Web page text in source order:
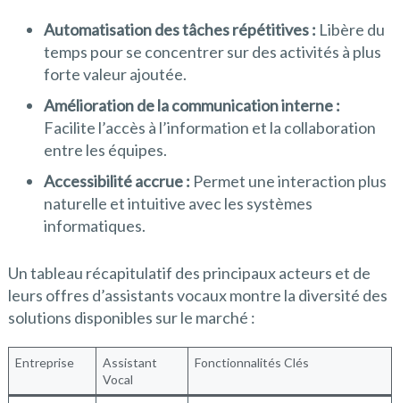
Automatisation des tâches répétitives : Libère du
temps pour se concentrer sur des activités à plus
forte valeur ajoutée.
Amélioration de la communication interne :
Facilite l’accès à l’information et la collaboration
entre les équipes.
Accessibilité accrue : Permet une interaction plus
naturelle et intuitive avec les systèmes
informatiques.
Un tableau récapitulatif des principaux acteurs et de
leurs offres d’assistants vocaux montre la diversité des
solutions disponibles sur le marché :
Entreprise
Assistant
Vocal
Fonctionnalités Clés